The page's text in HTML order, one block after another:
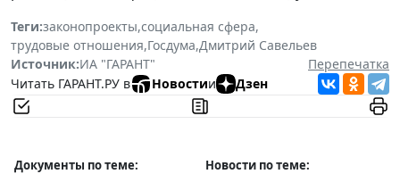
Теги:законопроекты,социальная сфера,
трудовые отношения,Госдума,Дмитрий Савельев
Источник:ИА "ГАРАНТ"
Перепечатка
Читать ГАРАНТ.РУ в
Новостии Дзен
Документы по теме: Новости по теме: